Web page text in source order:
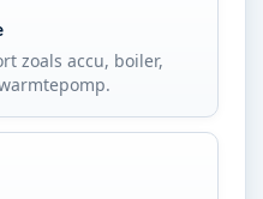
zoals accu, boiler,